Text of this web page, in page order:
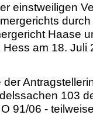
einstweiligen
Haase
Hess am 18. Juli
103
91/06 -